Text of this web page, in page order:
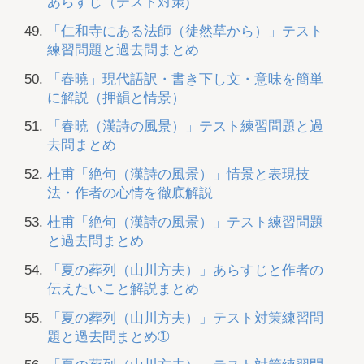
「仁和寺にある法師（徒然草から）」テスト
練習問題と過去問まとめ
「春暁」現代語訳・書き下し文・意味を簡単
に解説（押韻と情景）
「春暁（漢詩の風景）」テスト練習問題と過
去問まとめ
杜甫「絶句（漢詩の風景）」情景と表現技
法・作者の心情を徹底解説
杜甫「絶句（漢詩の風景）」テスト練習問題
と過去問まとめ
「夏の葬列（山川方夫）」あらすじと作者の
伝えたいこと解説まとめ
「夏の葬列（山川方夫）」テスト対策練習問
題と過去問まとめ➀